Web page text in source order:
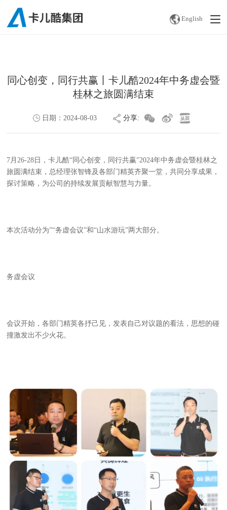
English
同心创变，同行共赢丨卡儿酷2024年中务虚会暨
桂林之旅圆满结束
日期： 2024-08-03 分享:
7月26-28日，卡儿酷“同心创变，同行共赢”2024年中务虚会暨桂林之
旅圆满结束，总经理张智锋及各部门精英齐聚一堂，共同分享成果，
探讨策略，为公司的持续发展贡献智慧与力量。
本次活动分为”“务虚会议”和“山水游玩”两大部分。
务虚会议
会议开始，各部门精英各抒己见，发表自己对议题的看法，思想的碰
撞激发出不少火花。